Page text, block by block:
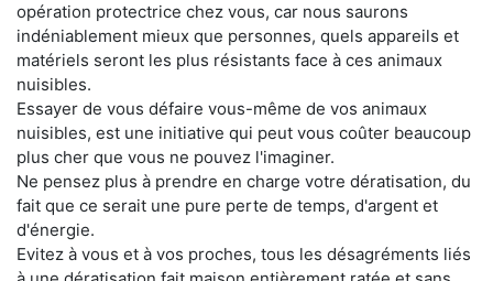
opération protectrice chez vous, car nous saurons
indéniablement mieux que personnes, quels appareils et
matériels seront les plus résistants face à ces animaux
nuisibles.
Essayer de vous défaire vous-même de vos animaux
nuisibles, est une initiative qui peut vous coûter beaucoup
plus cher que vous ne pouvez l'imaginer.
Ne pensez plus à prendre en charge votre dératisation, du
fait que ce serait une pure perte de temps, d'argent et
d'énergie.
Evitez à vous et à vos proches, tous les désagréments liés